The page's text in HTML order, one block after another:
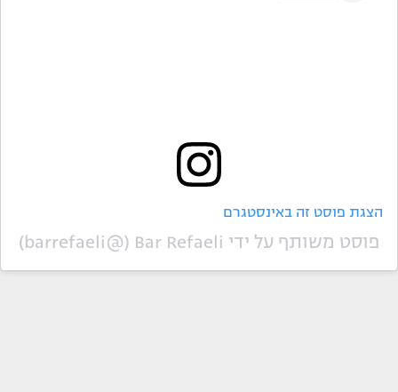
הצגת פוסט זה באינסטגרם
פוסט משותף על ידי ‏‎Bar Refaeli‎‏ (@‏‎barrefaeli‎‏)